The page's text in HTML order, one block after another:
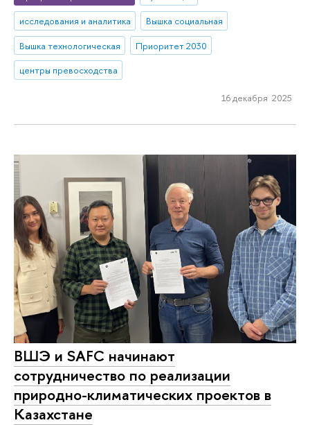
исследования и аналитика
Вышка социальная
Вышка технологическая
Приоритет 2030
центры превосходства
16 декабря 2025
ВШЭ и SAFC начинают
сотрудничество по реализации
природно-климатических проектов в
Казахстане